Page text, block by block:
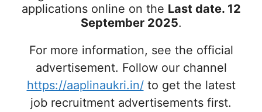
applications online on the Last date. 12
September 2025.
For more information, see the official
advertisement. Follow our channel
https://aaplinaukri.in/to get the latest
job recruitment advertisements first.